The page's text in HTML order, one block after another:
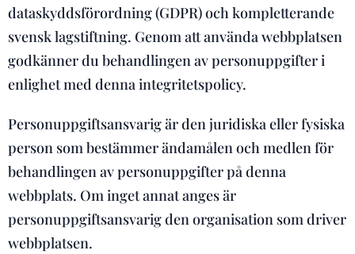
dataskyddsförordning (GDPR) och kompletterande
svensk lagstiftning. Genom att använda webbplatsen
godkänner du behandlingen av personuppgifter i
enlighet med denna integritetspolicy.
Personuppgiftsansvarig är den juridiska eller fysiska
person som bestämmer ändamålen och medlen för
behandlingen av personuppgifter på denna
webbplats. Om inget annat anges är
personuppgiftsansvarig den organisation som driver
webbplatsen.